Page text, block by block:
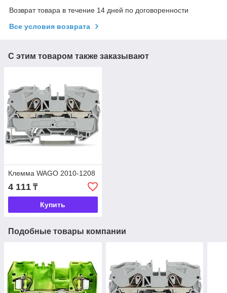
Возврат товара в течение 14 дней по договоренности
Все условия возврата
С этим товаром также заказывают
Клемма WAGO 2010-1208
4 111 ₸
Купить
Подобные товары компании